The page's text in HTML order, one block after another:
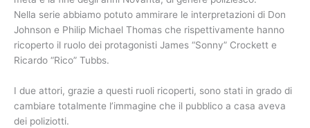
Nella serie abbiamo potuto ammirare le interpretazioni di Don
Johnson e Philip Michael Thomas che rispettivamente hanno
ricoperto il ruolo dei protagonisti James “Sonny” Crockett e
Ricardo “Rico” Tubbs.
I due attori, grazie a questi ruoli ricoperti, sono stati in grado di
cambiare totalmente l’immagine che il pubblico a casa aveva
dei poliziotti.